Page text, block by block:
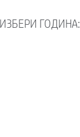
ИЗБЕРИ ГОДИНА: